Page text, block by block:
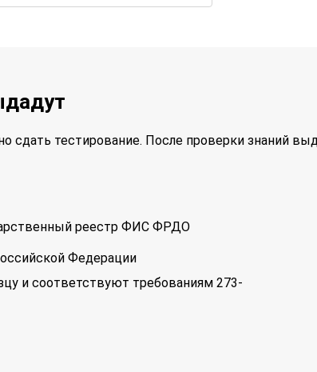
сдать тестирование. После проверки знаний
реестр ФИС ФРДО
Федерации
и соответствуют требованиям 273-